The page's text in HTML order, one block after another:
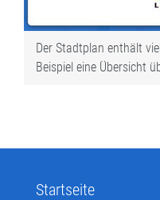
Der Stadtplan enthält
Beispiel eine Übersicht
Startseite